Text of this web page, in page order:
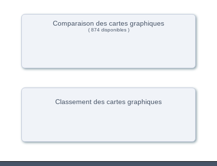
Comparaison des cartes graphiques
( 874 disponibles )
Classement des cartes graphiques